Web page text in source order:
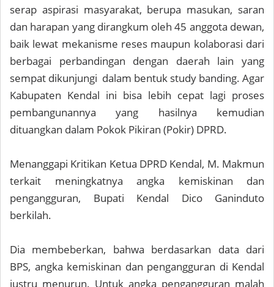
serap aspirasi masyarakat, berupa masukan, saran
dan harapan yang dirangkum oleh 45 anggota dewan,
baik lewat mekanisme reses maupun kolaborasi dari
berbagai perbandingan dengan daerah lain yang
sempat dikunjungi dalam bentuk study banding. Agar
Kabupaten Kendal ini bisa lebih cepat lagi proses
pembangunannya yang hasilnya kemudian
dituangkan dalam Pokok Pikiran (Pokir) DPRD.
Menanggapi Kritikan Ketua DPRD Kendal, M. Makmun
terkait meningkatnya angka kemiskinan dan
pengangguran, Bupati Kendal Dico Ganinduto
berkilah.
Dia membeberkan, bahwa berdasarkan data dari
BPS, angka kemiskinan dan pengangguran di Kendal
justru menurun. Untuk angka pengangguran malah